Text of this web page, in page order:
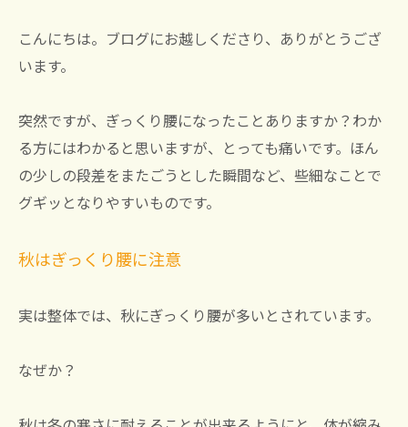
こんにちは。ブログにお越しくださり、ありがとうござ
います。
突然ですが、ぎっくり腰になったことありますか？わか
る方にはわかると思いますが、とっても痛いです。ほん
の少しの段差をまたごうとした瞬間など、些細なことで
グギッとなりやすいものです。
秋はぎっくり腰に注意
実は整体では、秋にぎっくり腰が多いとされています。
なぜか？